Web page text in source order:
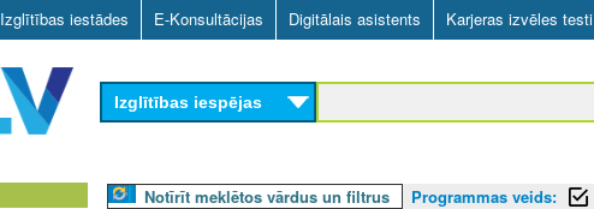
Skip
to
main
content
Izglītības iestādes E-Konsultācijas Digitālais asistents Karjeras izvēles testi
Izglītības iespējas
Notīrīt meklētos vārdus un filtrus Programmas veids: